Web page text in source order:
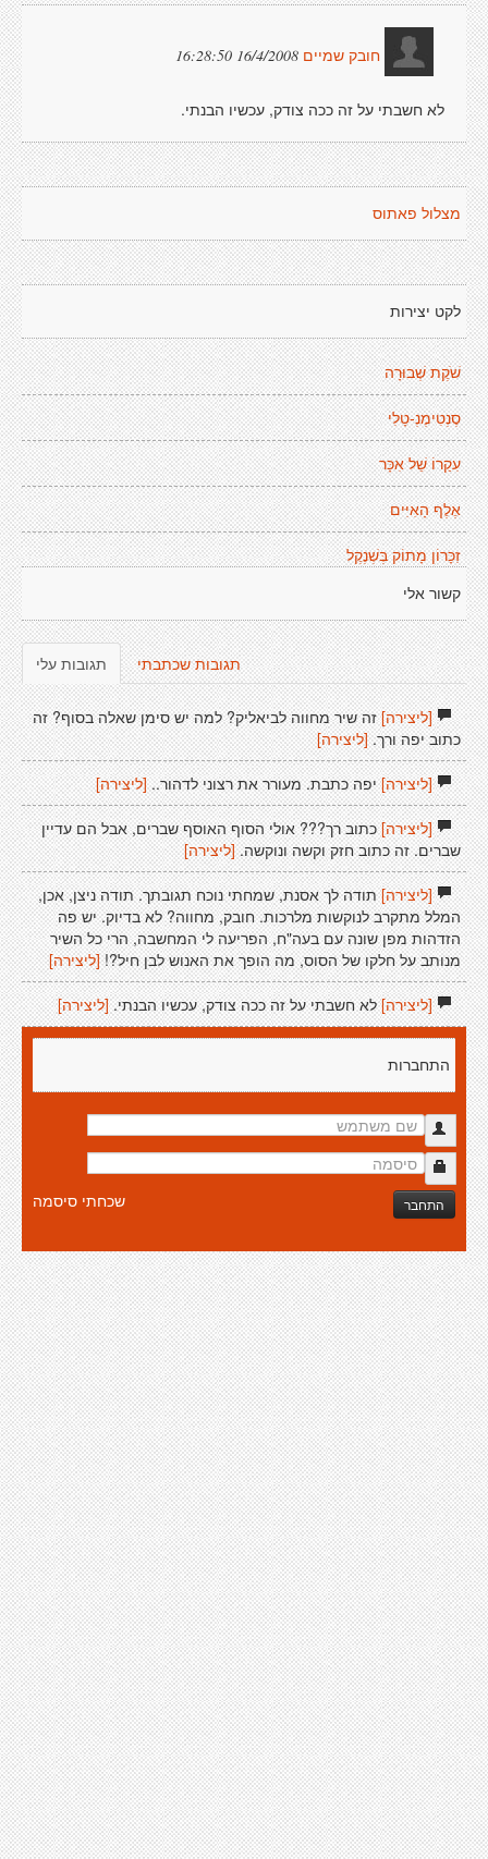
חובק שמיים 16/4/2008 16:28:50
לא חשבתי על זה ככה צודק, עכשיו הבנתי.
מצלול פאתוס
לקט יצירות
שֹׁקֶת שְׁבוּרָה
סֶנְטִימֶנְ-טָלִי
עִקַרוֹ שֵׁל אִכָּר
אֶלֶף הָאִיִּים
זִכָּרוֹן מָתוֹק בְּשְׁנֶקֶל
קשור אלי
תגובות עלי תגובות שכתבתי
[ליצירה]זה שיר מחווה לביאליק? למה יש סימן שאלה בסוף? זה
כתוב יפה ורך. [ליצירה]
[ליצירה]יפה כתבת. מעורר את רצוני לדהור.. [ליצירה]
[ליצירה]כתוב רך??? אולי הסוף האוסף שברים, אבל הם עדיין
שברים. זה כתוב חזק וקשה ונוקשה. [ליצירה]
[ליצירה]תודה לך אסנת, שמחתי נוכח תגובתך. תודה ניצן, אכן,
המלל מתקרב לנוקשות מלרכות. חובק, מחווה? לא בדיוק. יש פה
הזדהות מפן שונה עם בעה"ח, הפריעה לי המחשבה, הרי כל השיר
מנותב על חלקו של הסוס, מה הופך את האנוש לבן חיל?! [ליצירה]
[ליצירה]לא חשבתי על זה ככה צודק, עכשיו הבנתי. [ליצירה]
התחברות
התחבר שכחתי סיסמה